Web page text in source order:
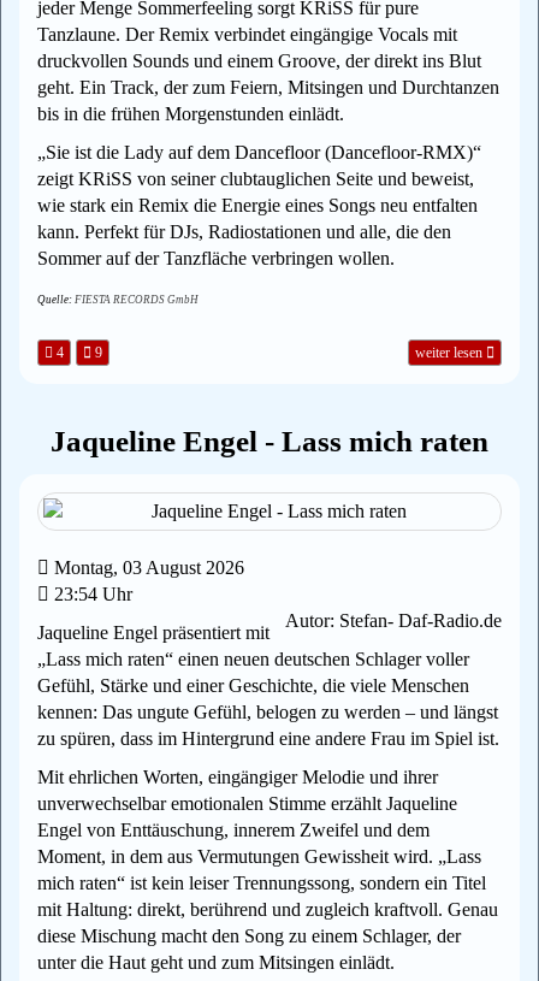
jeder Menge Sommerfeeling sorgt KRiSS für pure
Tanzlaune. Der Remix verbindet eingängige Vocals mit
druckvollen Sounds und einem Groove, der direkt ins Blut
geht. Ein Track, der zum Feiern, Mitsingen und Durchtanzen
bis in die frühen Morgenstunden einlädt.
„Sie ist die Lady auf dem Dancefloor (Dancefloor‑RMX)“
zeigt KRiSS von seiner clubtauglichen Seite und beweist,
wie stark ein Remix die Energie eines Songs neu entfalten
kann. Perfekt für DJs, Radiostationen und alle, die den
Sommer auf der Tanzfläche verbringen wollen.
Quelle: FIESTA RECORDS GmbH
4 9 weiter lesen
Jaqueline Engel - Lass mich raten
Montag, 03 August 2026
23:54 Uhr
Autor: Stefan- Daf-Radio.de
Jaqueline Engel präsentiert mit
„Lass mich raten“ einen neuen deutschen Schlager voller
Gefühl, Stärke und einer Geschichte, die viele Menschen
kennen: Das ungute Gefühl, belogen zu werden – und längst
zu spüren, dass im Hintergrund eine andere Frau im Spiel ist.
Mit ehrlichen Worten, eingängiger Melodie und ihrer
unverwechselbar emotionalen Stimme erzählt Jaqueline
Engel von Enttäuschung, innerem Zweifel und dem
Moment, in dem aus Vermutungen Gewissheit wird. „Lass
mich raten“ ist kein leiser Trennungssong, sondern ein Titel
mit Haltung: direkt, berührend und zugleich kraftvoll. Genau
diese Mischung macht den Song zu einem Schlager, der
unter die Haut geht und zum Mitsingen einlädt.